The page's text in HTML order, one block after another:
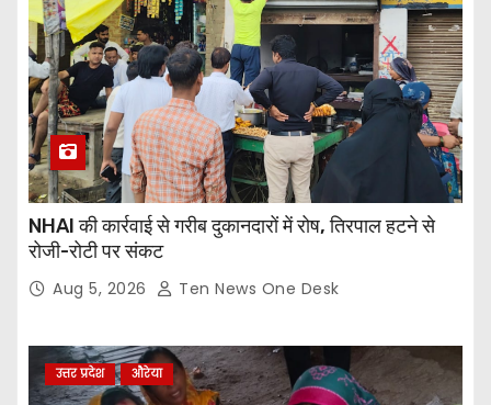
NHAI की कार्रवाई से गरीब दुकानदारों में रोष, तिरपाल हटने से
रोजी-रोटी पर संकट
Aug 5, 2026 Ten News One Desk
उत्तर प्रदेश औरेया